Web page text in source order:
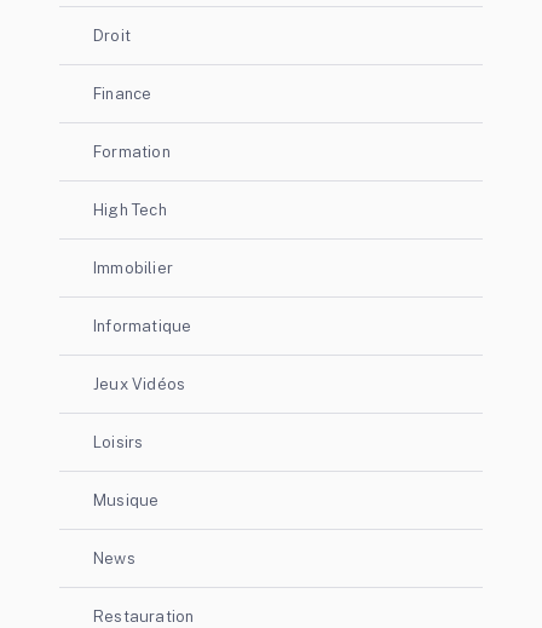
Droit
Finance
Formation
High Tech
Immobilier
Informatique
Jeux Vidéos
Loisirs
Musique
News
Restauration